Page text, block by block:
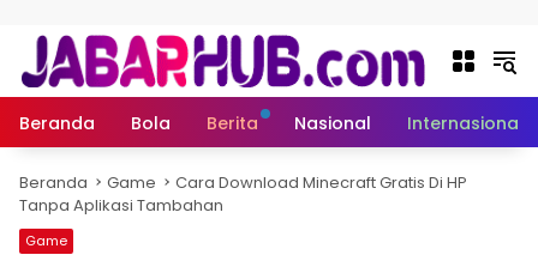
Beranda Bola Berita Nasional Internasional
Beranda Game
Cara Download Minecraft Gratis Di HP
Tanpa Aplikasi Tambahan
Game